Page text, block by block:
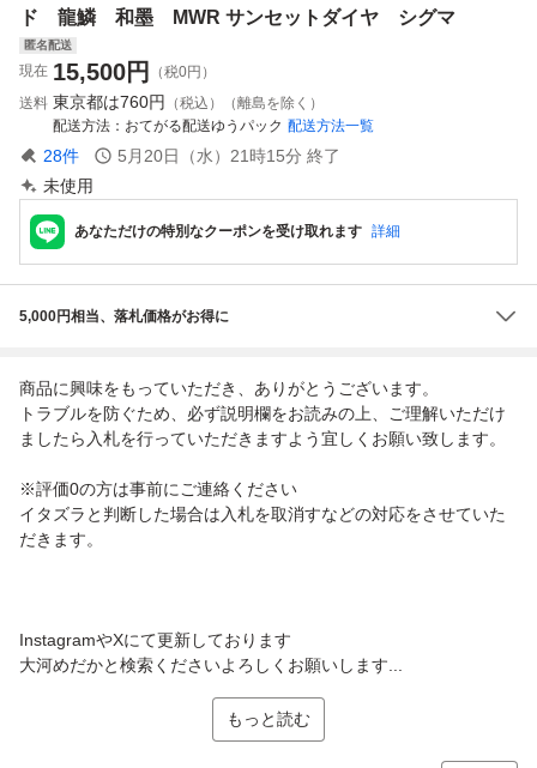
レラ
まれ 若魚
ド 龍鱗 和墨 MWR サンセットダイヤ シグマ
匿名配送
現在 15,500円
（税0円）
送料 東京都は760円
（税込）（離島を除く）
配送方法
おてがる配送ゆうパック 配送方法一覧
28件 5月20日（水）21時15分 終了
未使用
あなただけの特別なクーポンを受け取れます 詳細
5,000円相当、落札価格がお得に
商品に興味をもっていただき、ありがとうございます。
トラブルを防ぐため、必ず説明欄をお読みの上、ご理解いただけ
ましたら入札を行っていただきますよう宜しくお願い致します。
※評価0の方は事前にご連絡ください
イタズラと判断した場合は入札を取消すなどの対応をさせていた
だきます。
InstagramやXにて更新しております
大河めだかと検索くださいよろしくお願いします...
もっと読む